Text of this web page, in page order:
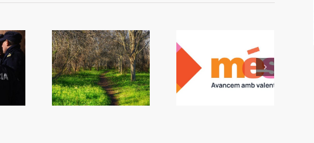
la
zones
més Algemesí:
L’alcalde convoca un
ple per a que no vaja
l’oposició
L’Ajuntament duplica
la retribució dels